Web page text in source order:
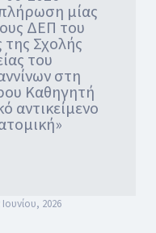
μίας
ΔΕΠ του
της Σχολής
του
στη
Καθηγητή
αντικείμενο
Ιουνίου, 2026